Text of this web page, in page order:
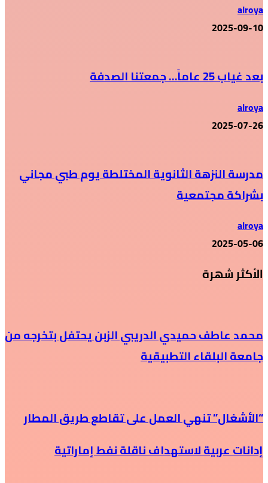
alroya
2025-09-10
بعد غياب 25 عاماً… جمعتنا الصدفة
alroya
2025-07-26
مدرسة النزهة الثانوية المختلطة يوم طبي مجاني
بشراكة مجتمعية
alroya
2025-05-06
الأكثر شهرة
محمد عاطف حميدي الدريبي الزبن يحتفل بتخرجه من
جامعة البلقاء التطبيقية
“الأشغال” تنهي العمل على تقاطع طريق المطار
إدانات عربية لاستهداف ناقلة نفط إماراتية